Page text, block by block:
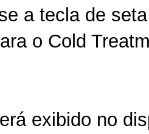
a tecla de
o Cold
exibido no